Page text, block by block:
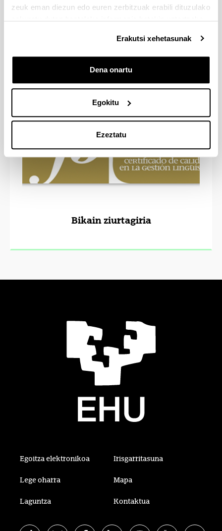
zeuk eman diezun edo euren zerbitzuak erabili dituzulako
eskuratu duten bestelako informazio batekin uztartzeko.
Erakutsi xehetasunak
Dena onartu
Egokitu
Ezeztatu
C1 baliokidetza
Bikain ziurtagiria
Egoitza elektronikoa Irisgarritasuna
Lege oharra Mapa
Laguntza Kontaktua